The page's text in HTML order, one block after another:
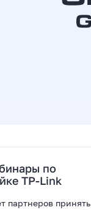
по
TP-Link
партнеров принять